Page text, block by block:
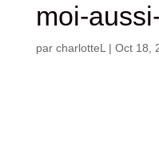
moi-
par charlotteL | Oct 18,